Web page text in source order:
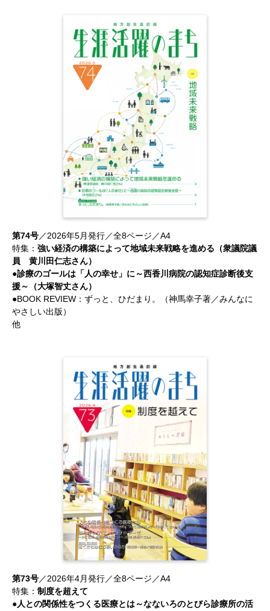
第74号／2026年5月発行／全8ページ／A4
特集： 強い経済の構築によって地域未来戦略を進める（衆議院議
員 黄川田仁志さん）
●診療のゴールは「人の幸せ」に～西香川病院の認知症診断後支
援～（大塚智丈さん）
●BOOK REVIEW：ずっと、ひだまり。（神馬幸子著／みんなに
やさしい出版）
他
第73号／2026年4月発行／全8ページ／A4
特集： 制度を超えて
●人との関係性をつくる医療とは～なないろのとびら診療所の活